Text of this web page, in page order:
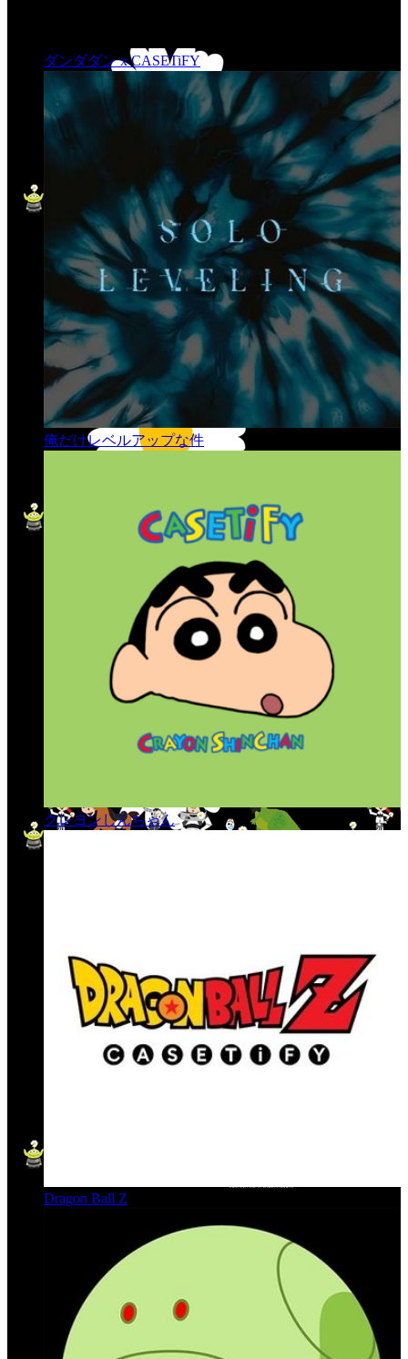
ダンダダン x CASETiFY
俺だけレベルアップな件
クレヨンしんちゃん
Dragon Ball Z